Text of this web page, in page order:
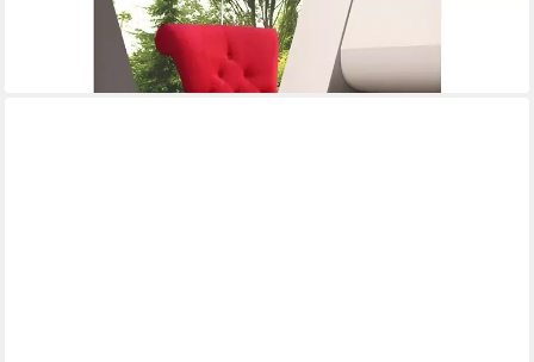
UVP460,00 €
lieferbar in 9 Wochen